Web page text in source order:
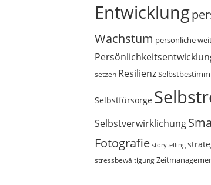
Entwicklung
Wachstum persönliche
setzen Resilienz
Selbstfürsorge
Selbstverwirklichung
Fotografie storytelling
stressbewältigung